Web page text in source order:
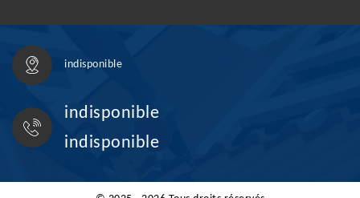
indisponible
indisponible
indisponible